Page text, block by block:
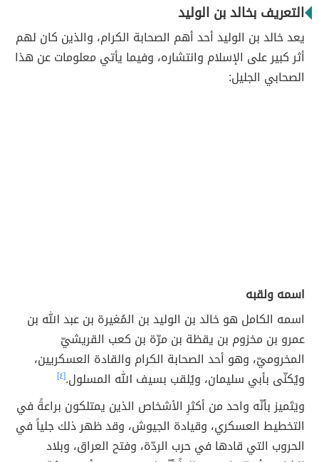
التعريف بخالد بن الوليد
يعد خالد بن الوليد أحد أهم الصحابة الكرام، والذين كان لهم
أثر كبير على الإسلام وانتشاره، وفيما يأتي معلومات عن هذا
الصحابي الجليل:
اسمه ولقبه
اسمه الكامل هو خالد بن الوليد بن المُغيرة بن عبد الله بن
عمرو بن مخزوم بن يقظة بن مرّة بن كعب القريشيّ
المخروميّ، وهو أحد الصحابة الكرام والقادة العسكريين،
ويُكنّى بأبي سليمان، ويُلقب بسيف الله المسلول.[٤]
ويَتَميز بأنّه واحد من أكثرِ الأشخاص الذين يمتلكون براعةً في
التخطيط العسكري، وقيادة الجيوش، وقد ظهر ذلك جلياً في
الحروب التي قادها في حرب الردّة، وفتح العراق، وبلاد